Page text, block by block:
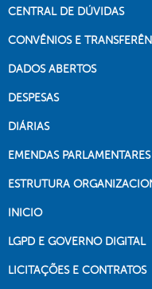
CENTRAL DE DÚVIDAS
CONVÊNIOS E
DADOS ABERTOS
DESPESAS
DIÁRIAS
EMENDAS PARLAMENTARES
ESTRUTURA
INICIO
LGPD E GOVERNO DIGITAL
LICITAÇÕES E CONTRATOS